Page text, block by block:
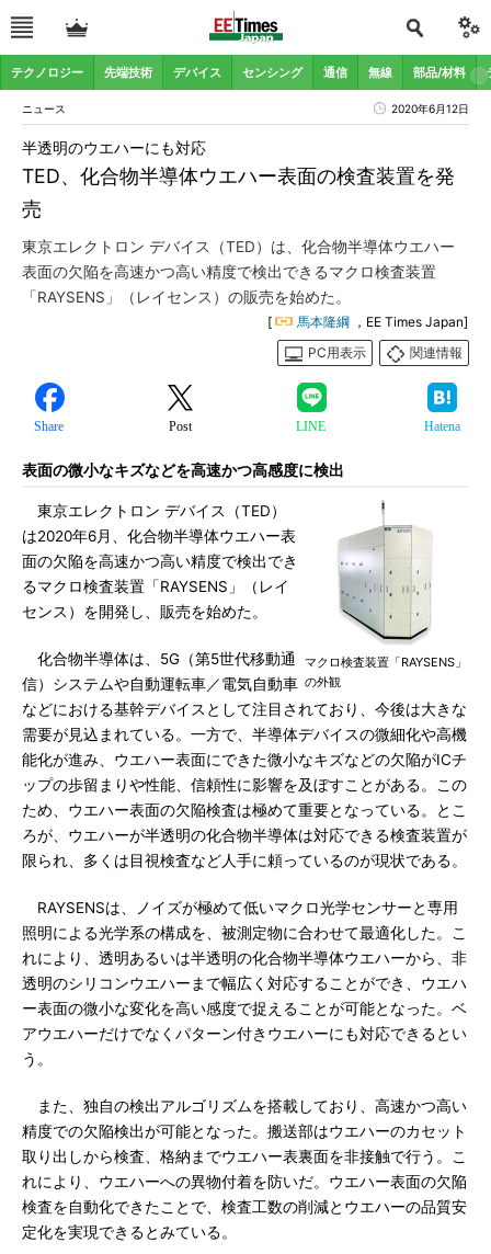
テクノロジー 先端技術 デバイス センシング 通信 無線 部品/材料
ニュース 2020年6月12日
TED、化合物半導体ウエハー表面の検査装置を発
売
半透明のウエハーにも対応
東京エレクトロン デバイス（TED）は、化合物半導体ウエハー
表面の欠陥を高速かつ高い精度で検出できるマクロ検査装置
「RAYSENS」（レイセンス）の販売を始めた。
[ 馬本隆綱 ，EE Times Japan]
PC用表示
関連情報
Share Post LINE Hatena
表面の微小なキズなどを高速かつ高感度に検出
マクロ検査装置「RAYSENS」
の外観
東京エレクトロン デバイス（TED）
は2020年6月、化合物半導体ウエハー表
面の欠陥を高速かつ高い精度で検出でき
るマクロ検査装置「RAYSENS」（レイ
センス）を開発し、販売を始めた。
化合物半導体は、5G（第5世代移動通
信）システムや自動運転車／電気自動車
などにおける基幹デバイスとして注目されており、今後は大きな
需要が見込まれている。一方で、半導体デバイスの微細化や高機
能化が進み、ウエハー表面にできた微小なキズなどの欠陥がICチ
ップの歩留まりや性能、信頼性に影響を及ぼすことがある。この
ため、ウエハー表面の欠陥検査は極めて重要となっている。とこ
ろが、ウエハーが半透明の化合物半導体は対応できる検査装置が
限られ、多くは目視検査など人手に頼っているのが現状である。
RAYSENSは、ノイズが極めて低いマクロ光学センサーと専用
照明による光学系の構成を、被測定物に合わせて最適化した。こ
れにより、透明あるいは半透明の化合物半導体ウエハーから、非
透明のシリコンウエハーまで幅広く対応することができ、ウエハ
ー表面の微小な変化を高い感度で捉えることが可能となった。ベ
アウエハーだけでなくパターン付きウエハーにも対応できるとい
う。
また、独自の検出アルゴリズムを搭載しており、高速かつ高い
精度での欠陥検出が可能となった。搬送部はウエハーのカセット
取り出しから検査、格納までウエハー表裏面を非接触で行う。こ
れにより、ウエハーへの異物付着を防いだ。ウエハー表面の欠陥
検査を自動化できたことで、検査工数の削減とウエハーの品質安
定化を実現できるとみている。